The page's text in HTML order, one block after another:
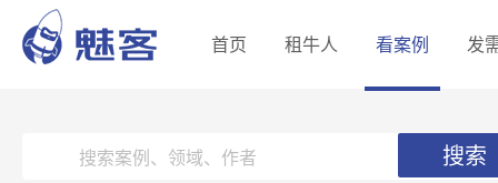
首页 租牛人 看案例 发
搜索